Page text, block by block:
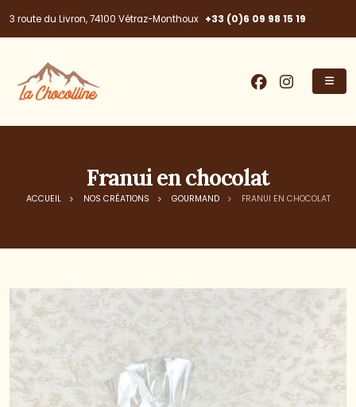
3 route du Livron, 74100 Vétraz-Monthoux +33 (0)6 09 98 15 19
Franui en chocolat
ACCUEIL NOS CRÉATIONS GOURMAND FRANUI EN CHOCOLAT